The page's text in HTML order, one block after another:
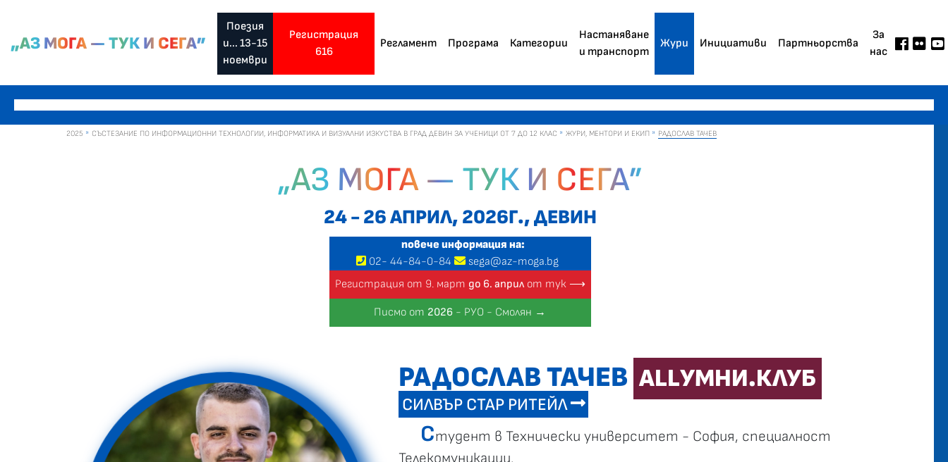
„АЗ МОГА — ТУК И СЕГА”
Поезия
и... 13-15
ноември
Регистрация
616
Регламент Програма Категории
Настаняване
и транспорт
Жури Инициативи Партньорства
За
нас
2025 СЪСТЕЗАНИЕ ПО ИНФОРМАЦИОННИ ТЕХНОЛОГИИ, ИНФОРМАТИКА И ВИЗУАЛНИ ИЗКУСТВА В ГРАД ДЕВИН ЗА УЧЕНИЦИ ОТ 7 ДО 12 КЛАС ЖУРИ, МЕНТОРИ И ЕКИП РАДОСЛАВ ТАЧЕВ
„АЗ МОГА — ТУК И СЕГА”
24 - 26 АПРИЛ, 2026Г., ДЕВИН
повече информация на:
02- 44-84-0-84
sega@az-moga.bg
Регистрация от 9. март до 6. априлот тук ⟶
Писмо от 2026 - РУО - Смолян →
РАДОСЛАВ ТАЧЕВ ALLУМНИ.КЛУБ
СИЛВЪР СТАР РИТЕЙЛ
Студент в Технически университет - София, специалност
Телекомуникации.